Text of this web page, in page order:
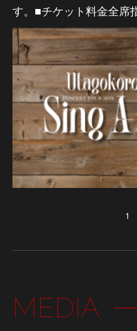
す。■チケット料金全席
1
MEDIA